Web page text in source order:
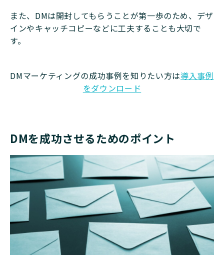
また、DMは開封してもらうことが第一歩のため、デザ
インやキャッチコピーなどに工夫することも大切で
す。
DMマーケティングの成功事例を知りたい方は導入事例
をダウンロード
DMを成功させるためのポイント